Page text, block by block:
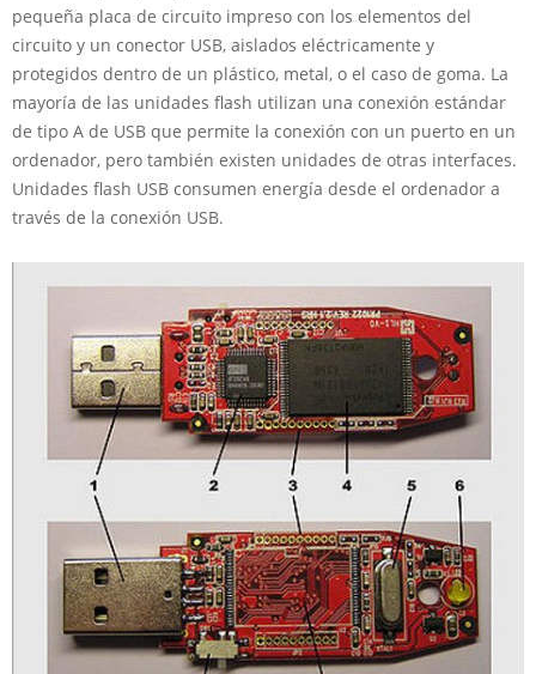
pequeña placa de circuito impreso con los elementos del
circuito y un conector USB, aislados eléctricamente y
protegidos dentro de un plástico, metal, o el caso de goma. La
mayoría de las unidades flash utilizan una conexión estándar
de tipo A de USB que permite la conexión con un puerto en un
ordenador, pero también existen unidades de otras interfaces.
Unidades flash USB consumen energía desde el ordenador a
través de la conexión USB.